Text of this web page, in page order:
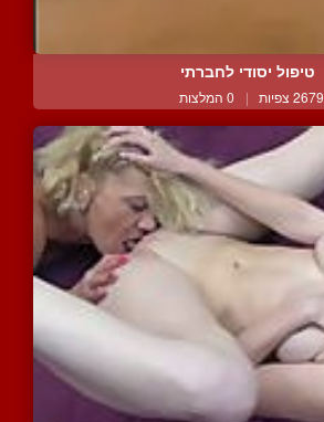
טיפול יסודי לחברתי
2679 צפיות | 0 המלצות